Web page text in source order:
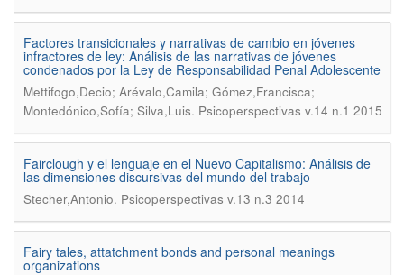
Factores transicionales y narrativas de cambio en jóvenes
infractores de ley: Análisis de las narrativas de jóvenes
condenados por la Ley de Responsabilidad Penal Adolescente
Mettifogo,Decio; Arévalo,Camila; Gómez,Francisca;
Montedónico,Sofía; Silva,Luis. Psicoperspectivas v.14 n.1 2015
Fairclough y el lenguaje en el Nuevo Capitalismo: Análisis de
las dimensiones discursivas del mundo del trabajo
Stecher,Antonio. Psicoperspectivas v.13 n.3 2014
Fairy tales, attatchment bonds and personal meanings
organizations